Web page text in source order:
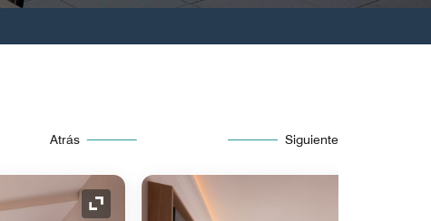
Atrás Siguiente
Icono de expansión